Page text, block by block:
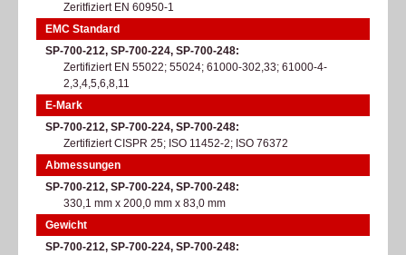
Zeritfiziert EN 60950-1
EMC Standard
SP-700-212, SP-700-224, SP-700-248
Zertifiziert EN 55022; 55024; 61000-302,33; 61000-4-
2,3,4,5,6,8,11
E-Mark
SP-700-212, SP-700-224, SP-700-248
Zertifiziert CISPR 25; ISO 11452-2; ISO 76372
Abmessungen
SP-700-212, SP-700-224, SP-700-248
330,1 mm x 200,0 mm x 83,0 mm
Gewicht
SP-700-212, SP-700-224, SP-700-248